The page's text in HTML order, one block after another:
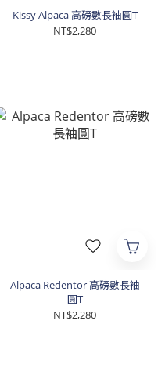
Kissy Alpaca 高磅數長袖圓T
NT$2,280
Alpaca Redentor 高磅數長袖
圓T
NT$2,280